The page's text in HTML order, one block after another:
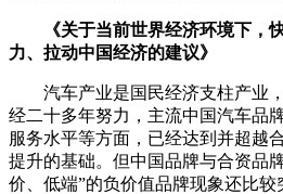
《关于当前世界经济环境下，
力、拉动中国经济的建议》
汽车产业是国民经济支柱产业
经二十多年努力，主流中国汽车品
服务水平等方面，已经达到并超越
提升的基础。但中国品牌与合资品
价、低端”的负价值品牌现象还比